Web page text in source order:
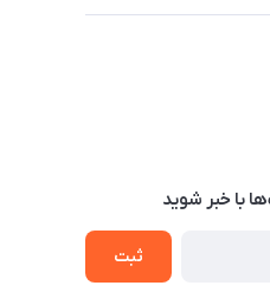
با‌ خبر شوید
ثبت